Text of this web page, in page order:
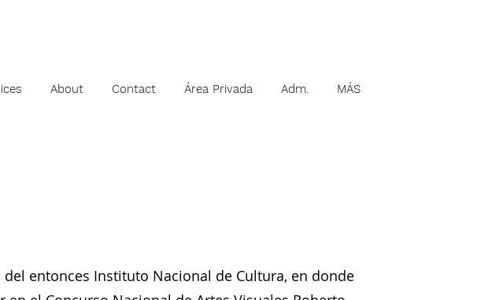
About Contact Área Privada Adm. MÁS
entonces Instituto Nacional de Cultura, en donde